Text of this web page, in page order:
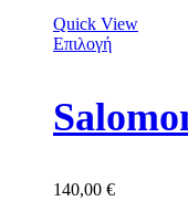
Quick View
Επιλογή
140,00 €